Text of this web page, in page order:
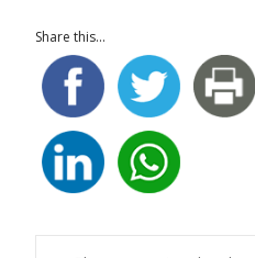
Share this...